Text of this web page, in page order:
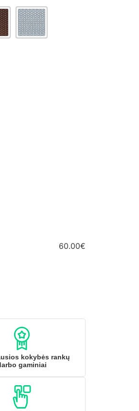
60.00€
kokybės rankų
gaminiai